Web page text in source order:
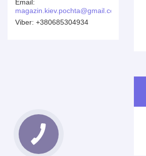
magazin.kiev.pochta@gmail.com
+380685304934